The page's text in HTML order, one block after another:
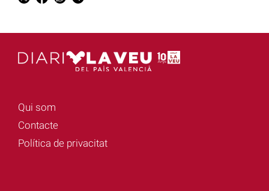
Qui som
Contacte
Política de privacitat